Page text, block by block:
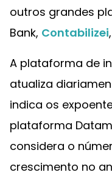
outros grandes
Bank, Contabilizei,
A plataforma de
atualiza
indica os
plataforma
considera o
crescimento no